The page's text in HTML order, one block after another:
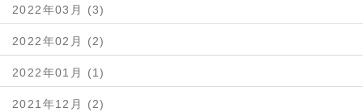
2022年03月 (3)
2022年02月 (2)
2022年01月 (1)
2021年12月 (2)